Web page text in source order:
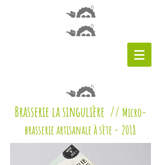
Brasserie la singulière // Micro-
brasserie artisanale à sète - 2018